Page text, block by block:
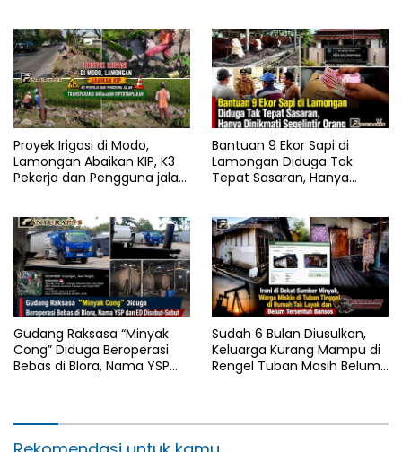
Proyek Irigasi di Modo,
Lamongan Abaikan KIP, K3
Pekerja dan Pengguna jalan,
Bantuan 9 Ekor Sapi di
Lamongan Diduga Tak
Tepat Sasaran, Hanya
Gudang Raksasa “Minyak
Cong” Diduga Beroperasi
Bebas di Blora, Nama YSP
Sudah 6 Bulan Diusulkan,
Keluarga Kurang Mampu di
Rengel Tuban Masih Belum